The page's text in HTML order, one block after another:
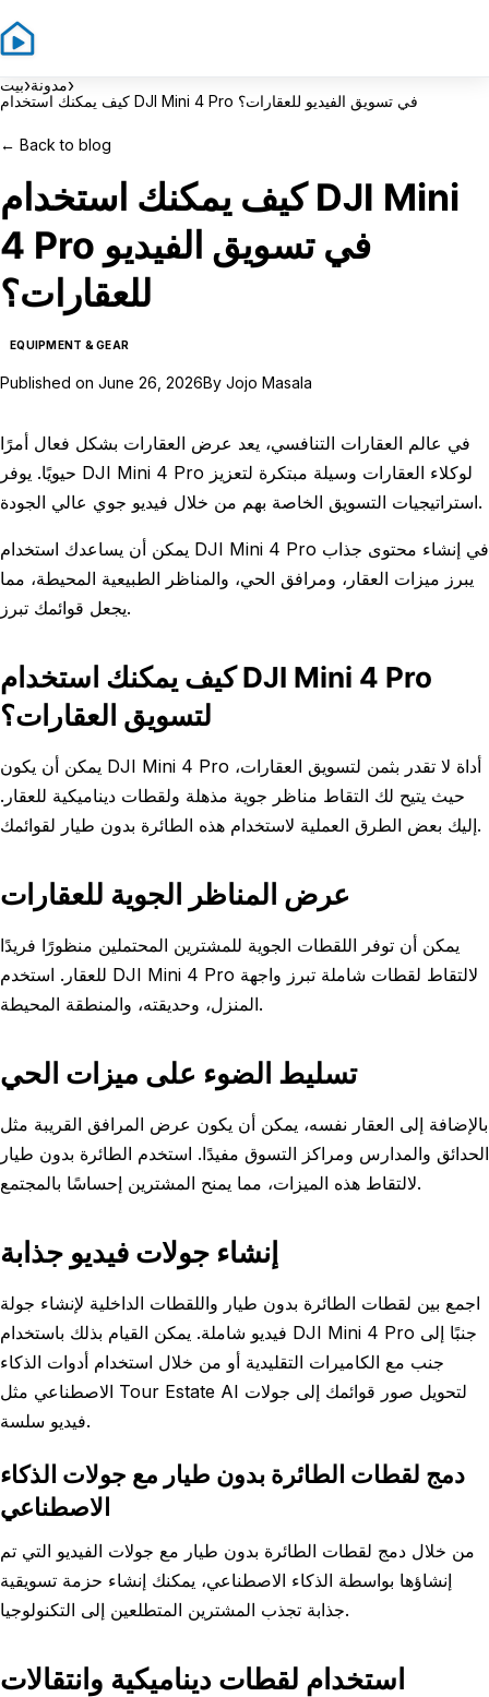
بيت›مدونة›
كيف يمكنك استخدام DJI Mini 4 Pro في تسويق الفيديو للعقارات؟
← Back to blog
كيف يمكنك استخدام DJI Mini
4 Pro في تسويق الفيديو
للعقارات؟
EQUIPMENT & GEAR
Published on June 26, 2026By Jojo Masala
في عالم العقارات التنافسي، يعد عرض العقارات بشكل فعال أمرًا
حيويًا. يوفر DJI Mini 4 Pro لوكلاء العقارات وسيلة مبتكرة لتعزيز
استراتيجيات التسويق الخاصة بهم من خلال فيديو جوي عالي الجودة.
يمكن أن يساعدك استخدام DJI Mini 4 Pro في إنشاء محتوى جذاب
يبرز ميزات العقار، ومرافق الحي، والمناظر الطبيعية المحيطة، مما
يجعل قوائمك تبرز.
كيف يمكنك استخدام DJI Mini 4 Pro
لتسويق العقارات؟
يمكن أن يكون DJI Mini 4 Pro أداة لا تقدر بثمن لتسويق العقارات،
حيث يتيح لك التقاط مناظر جوية مذهلة ولقطات ديناميكية للعقار.
إليك بعض الطرق العملية لاستخدام هذه الطائرة بدون طيار لقوائمك.
عرض المناظر الجوية للعقارات
يمكن أن توفر اللقطات الجوية للمشترين المحتملين منظورًا فريدًا
للعقار. استخدم DJI Mini 4 Pro لالتقاط لقطات شاملة تبرز واجهة
المنزل، وحديقته، والمنطقة المحيطة.
تسليط الضوء على ميزات الحي
بالإضافة إلى العقار نفسه، يمكن أن يكون عرض المرافق القريبة مثل
الحدائق والمدارس ومراكز التسوق مفيدًا. استخدم الطائرة بدون طيار
لالتقاط هذه الميزات، مما يمنح المشترين إحساسًا بالمجتمع.
إنشاء جولات فيديو جذابة
اجمع بين لقطات الطائرة بدون طيار واللقطات الداخلية لإنشاء جولة
فيديو شاملة. يمكن القيام بذلك باستخدام DJI Mini 4 Pro جنبًا إلى
جنب مع الكاميرات التقليدية أو من خلال استخدام أدوات الذكاء
الاصطناعي مثل Tour Estate AI لتحويل صور قوائمك إلى جولات
فيديو سلسة.
دمج لقطات الطائرة بدون طيار مع جولات الذكاء
الاصطناعي
من خلال دمج لقطات الطائرة بدون طيار مع جولات الفيديو التي تم
إنشاؤها بواسطة الذكاء الاصطناعي، يمكنك إنشاء حزمة تسويقية
جذابة تجذب المشترين المتطلعين إلى التكنولوجيا.
استخدام لقطات ديناميكية وانتقالات